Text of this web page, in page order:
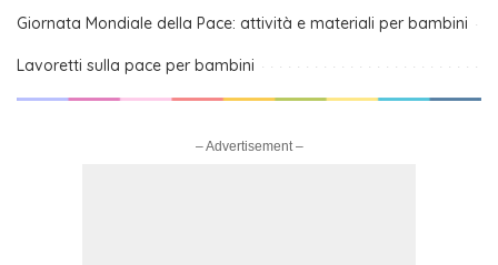
Giornata Mondiale della Pace: attività e materiali per bambini
Lavoretti sulla pace per bambini
– Advertisement –